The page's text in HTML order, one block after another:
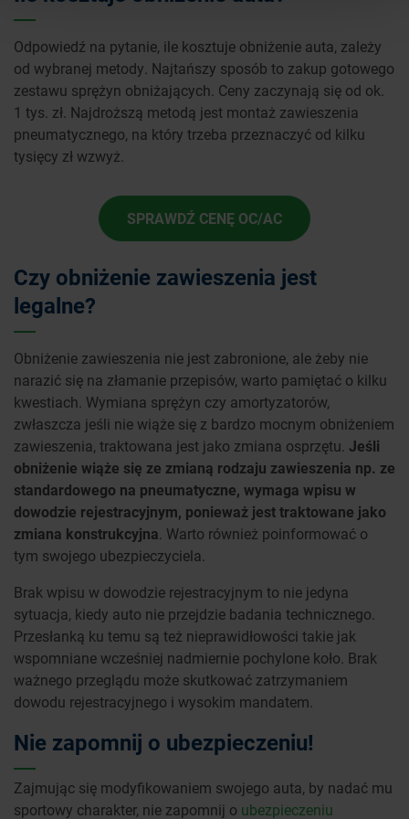
Odpowiedź na pytanie, ile kosztuje obniżenie auta, zależy
od wybranej metody. Najtańszy sposób to zakup gotowego
zestawu sprężyn obniżających. Ceny zaczynają się od ok.
1 tys. zł. Najdroższą metodą jest montaż zawieszenia
pneumatycznego, na który trzeba przeznaczyć od kilku
tysięcy zł wzwyż.
SPRAWDŹ CENĘ OC/AC
Czy obniżenie zawieszenia jest
legalne?
Obniżenie zawieszenia nie jest zabronione, ale żeby nie
narazić się na złamanie przepisów, warto pamiętać o kilku
kwestiach. Wymiana sprężyn czy amortyzatorów,
zwłaszcza jeśli nie wiąże się z bardzo mocnym obniżeniem
zawieszenia, traktowana jest jako zmiana osprzętu. Jeśli
obniżenie wiąże się ze zmianą rodzaju zawieszenia np. ze
standardowego na pneumatyczne, wymaga wpisu w
dowodzie rejestracyjnym, ponieważ jest traktowane jako
zmiana konstrukcyjna. Warto również poinformować o
tym swojego ubezpieczyciela.
Brak wpisu w dowodzie rejestracyjnym to nie jedyna
sytuacja, kiedy auto nie przejdzie badania technicznego.
Przesłanką ku temu są też nieprawidłowości takie jak
wspomniane wcześniej nadmiernie pochylone koło. Brak
ważnego przeglądu może skutkować zatrzymaniem
dowodu rejestracyjnego i wysokim mandatem.
Nie zapomnij o ubezpieczeniu!
Zajmując się modyfikowaniem swojego auta, by nadać mu
sportowy charakter, nie zapomnij o ubezpieczeniu